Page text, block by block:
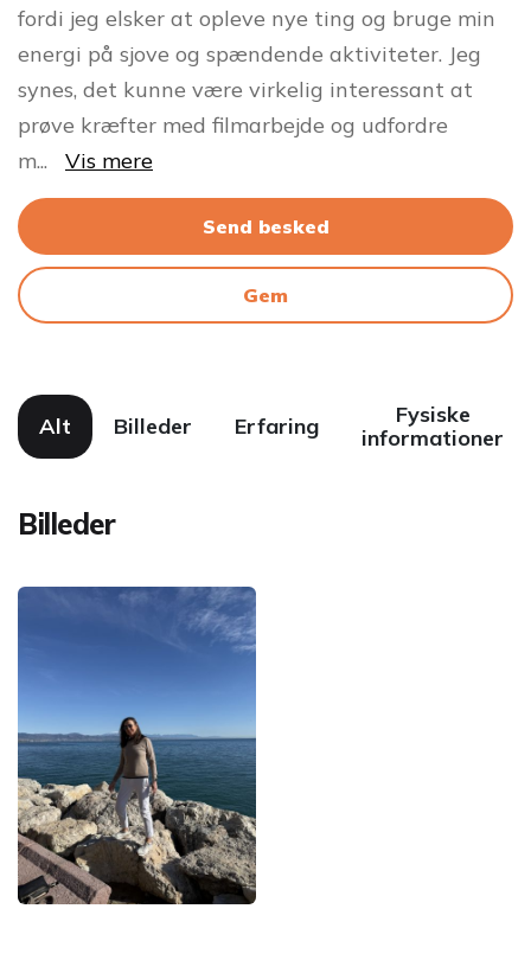
fordi jeg elsker at opleve nye ting og bruge min
energi på sjove og spændende aktiviteter. Jeg
synes, det kunne være virkelig interessant at
prøve kræfter med filmarbejde og udfordre
m... Vis mere
Send besked
Gem
Alt Billeder Erfaring
Fysiske
informationer
Billeder